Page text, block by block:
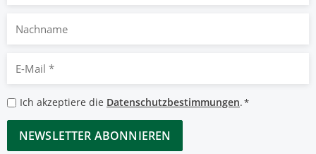
Nachname
Mail
*
Datenschutzbestimmungen
*
Ich akzeptiere die Datenschutzbestimmungen.*
CAPTCHA